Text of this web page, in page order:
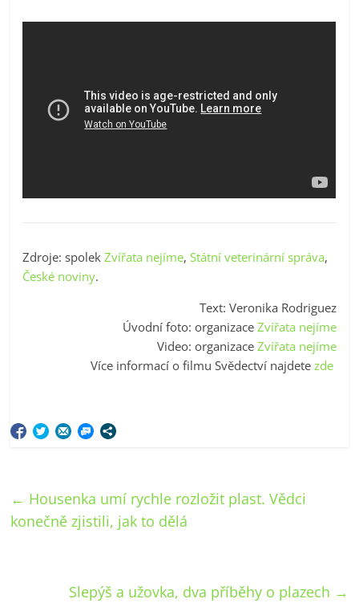
Zdroje: spolekZvířata nejíme,Státní veterinární správa,
České noviny.
Text: Veronika Rodriguez
Úvodní foto: organizace Zvířata nejíme
Video: organizace Zvířata nejíme
Více informací o filmu Svědectví najdete zde
← Housenka umí rychle rozložit plast. Vědci
konečně zjistili, jak to dělá
Slepýš a užovka, dva příběhy o plazech →